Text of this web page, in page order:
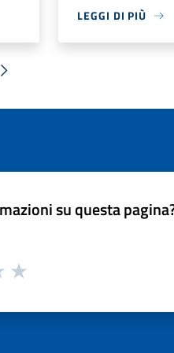
LEGGI DI PIÙ
Successiva »
su questa